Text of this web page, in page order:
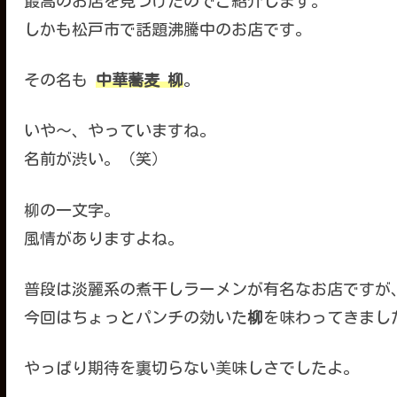
しかも松戸市で話題沸騰中のお店です。
その名も 中華蕎麦 柳。
いや〜、やっていますね。
名前が渋い。（笑）
柳の一文字。
風情がありますよね。
普段は淡麗系の煮干しラーメンが有名なお店ですが
今回はちょっとパンチの効いた柳 を味わってきまし
やっぱり期待を裏切らない美味しさでしたよ。